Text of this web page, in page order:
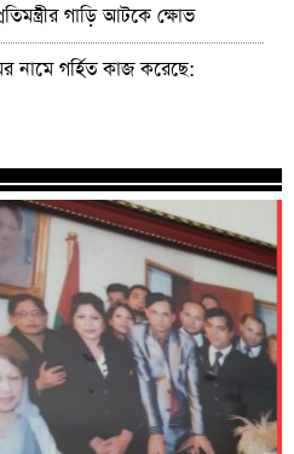
গাড়ি আটকে ক্ষোভ
নামে গর্হিত কাজ করেছে: